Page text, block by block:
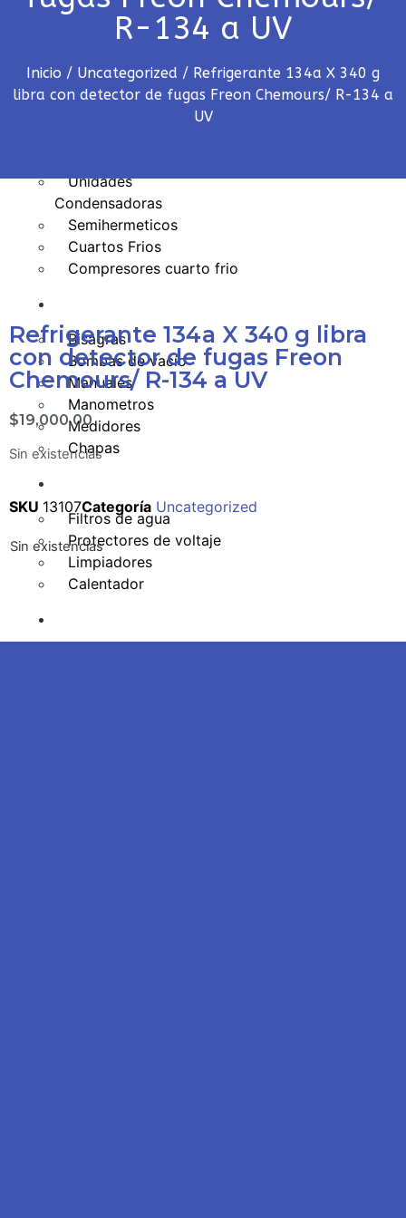
Tipo Cassette
Multisplit
VRF
Refrigeración
Unidades
Condensadoras
Semihermeticos
Cuartos Frios
Compresores cuarto frio
Bisagras
Bombas de vacío
Manuales
Manometros
Medidores
Chapas
Filtros de agua
Protectores de voltaje
Limpiadores
Calentador
R-134 a UV
Inicio / Uncategorized / Refrigerante 134a X 340 g
libra con detector de fugas Freon Chemours/ R-134 a
UV
Refrigerante 134a X 340 g libra
con detector de fugas Freon
Chemours/ R-134 a UV
$19,000.00
Sin existencias
SKU 13107Categoría Uncategorized
Sin existencias